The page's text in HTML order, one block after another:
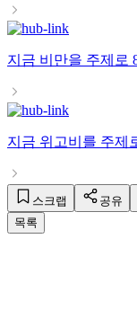
지금 비만을 주제로
지금 위고비 를 주제
스크랩 공유
목록